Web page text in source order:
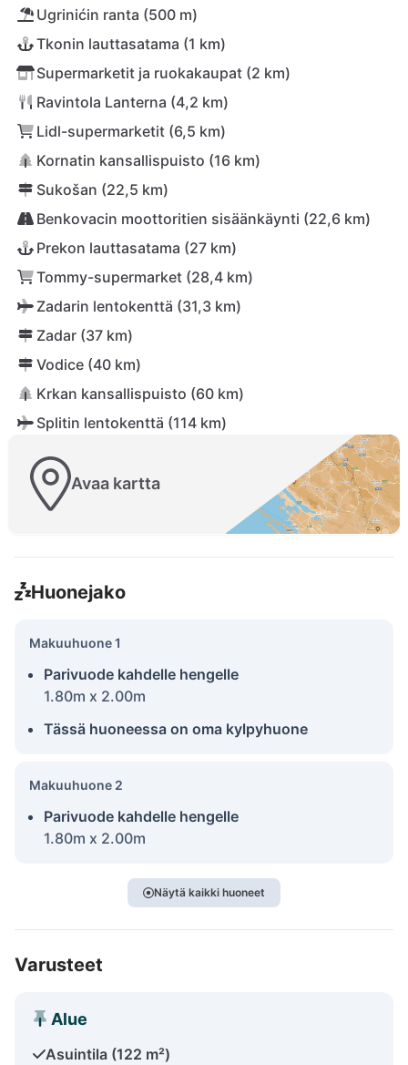
Ugrinićin ranta (500 m)
Tkonin lauttasatama (1 km)
Supermarketit ja ruokakaupat (2 km)
Ravintola Lanterna (4,2 km)
Lidl-supermarketit (6,5 km)
Kornatin kansallispuisto (16 km)
Sukošan (22,5 km)
Benkovacin moottoritien sisäänkäynti (22,6 km)
Prekon lauttasatama (27 km)
Tommy-supermarket (28,4 km)
Zadarin lentokenttä (31,3 km)
Zadar (37 km)
Vodice (40 km)
Krkan kansallispuisto (60 km)
Splitin lentokenttä (114 km)
Avaa kartta
Huonejako
Makuuhuone 1
Parivuode kahdelle hengelle
1.80m x 2.00m
Tässä huoneessa on oma kylpyhuone
Makuuhuone 2
Parivuode kahdelle hengelle
1.80m x 2.00m
Näytä kaikki huoneet
Varusteet
Alue
Asuintila (122 m²)